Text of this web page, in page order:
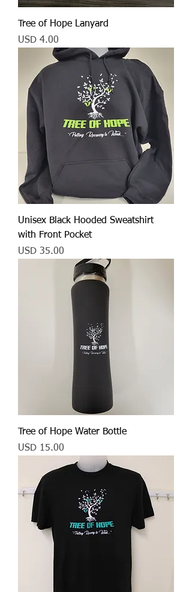
Tree of Hope Lanyard
Precio
USD 4.00
Unisex Black Hooded Sweatshirt
with Front Pocket
Precio
USD 35.00
Tree of Hope Water Bottle
Precio
USD 15.00